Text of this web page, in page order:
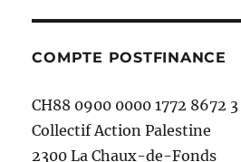
COMPTE POSTFINANCE
CH88 0900 0000 1772 8672 3
Collectif Action Palestine
2300 La Chaux-de-Fonds